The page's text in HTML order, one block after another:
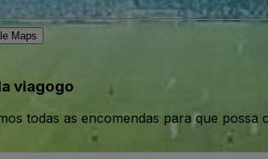
Maps
viagogo
todas as encomendas para que